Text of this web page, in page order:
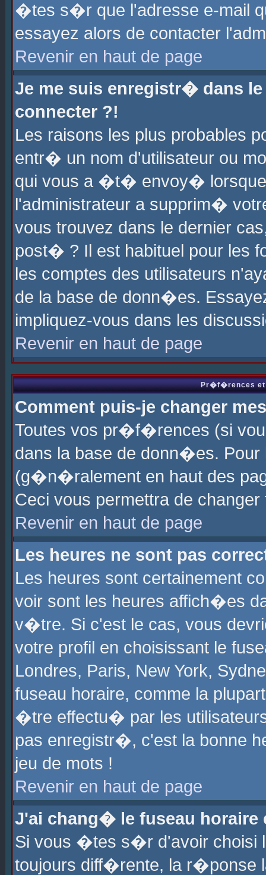
�tes s�r que l'adresse e-mail
essayez alors de contacter
Revenir en haut de page
Je me suis enregistr� dans
connecter ?!
Les raisons les plus probables
entr� un nom d'utilisateur ou
qui vous a �t� envoy�
l'administrateur a supprim�
vous trouvez dans le dernier
post� ? Il est habituel pour les
les comptes des utilisateurs
de la base de donn�es.
impliquez-vous dans les
Revenir en haut de page
Pr�f�rences et
Comment puis-je changer
Toutes vos pr�f�rences (si
dans la base de donn�es.
(g�n�ralement en haut des
Ceci vous permettra de
Revenir en haut de page
Les heures ne sont pas
Les heures sont certainement
voir sont les heures affich�es
v�tre. Si c'est le cas, vous
votre profil en choisissant le
Londres, Paris, New York,
fuseau horaire, comme la
�tre effectu� par les
pas enregistr�, c'est la bonne
jeu de mots !
Revenir en haut de page
J'ai chang� le fuseau horaire
Si vous �tes s�r d'avoir choisi
toujours diff�rente, la r�ponse